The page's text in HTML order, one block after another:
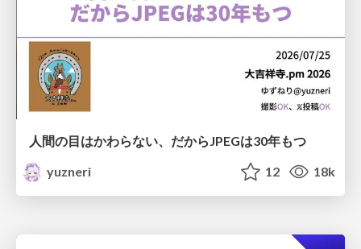
人間の目はかわらない、だからJPEGは30年もつ
yuzneri
12 18k